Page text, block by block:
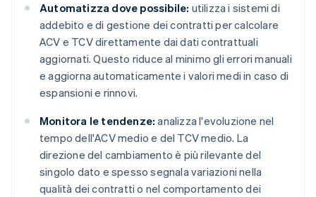
Automatizza dove possibile: utilizza i sistemi di
addebito e di gestione dei contratti per calcolare
ACV e TCV direttamente dai dati contrattuali
aggiornati. Questo riduce al minimo gli errori manuali
e aggiorna automaticamente i valori medi in caso di
espansioni e rinnovi.
Monitora le tendenze: analizza l'evoluzione nel
tempo dell'ACV medio e del TCV medio. La
direzione del cambiamento è più rilevante del
singolo dato e spesso segnala variazioni nella
qualità dei contratti o nel comportamento dei